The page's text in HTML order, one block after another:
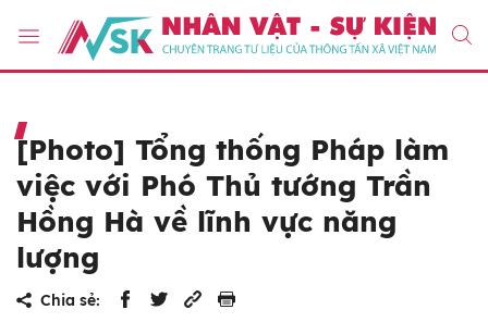
[Photo] Tổng thống Pháp làm
việc với Phó Thủ tướng Trần
Hồng Hà về lĩnh vực năng
lượng
Chia sẻ: